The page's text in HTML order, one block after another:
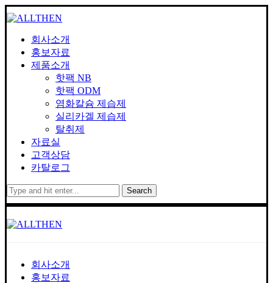
회사소개
홍보자료
제품소개
핫팩 NB
핫팩 ODM
염화칼슘 제습제
실리카겔 제습제
탈취제
자료실
고객상담
카탈로그
Search
회사소개
홍보자료